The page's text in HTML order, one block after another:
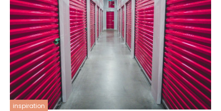
inspiration